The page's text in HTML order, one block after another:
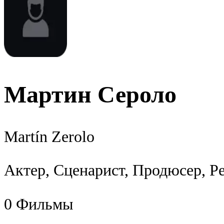
Мартин Сероло
Martín Zerolo
Актер, Сценарист, Продюсер,
0 Фильмы